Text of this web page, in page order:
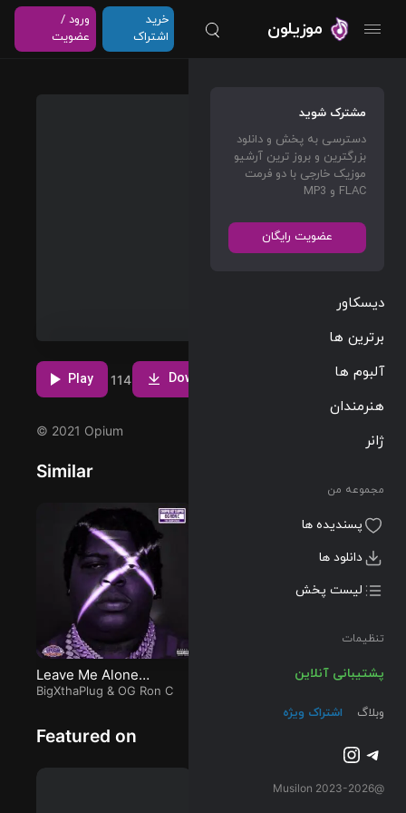
موزیلون
خرید
اشتراک
ورود /
عضویت
مشترک شوید
دسترسی به پخش و دانلود
بزرگترین و بروز ترین آرشیو
موزیک خارجی با دو فرمت
FLAC و MP3
عضویت رایگان
دیسکاور
برترین ها
آلبوم ها
هنرمندان
ژانر
مجموعه من
پسندیده ها
دانلود ها
لیست پخش
تنظیمات
پشتیبانی آنلاین
وبلاگ اشتراک ویژه
تلگراماینستاگرم
@2023-2026 Musilon
Hella
Ken
Carson
02:41
126 BPM
پخش و دانلود
هفتمین ترک از
شده است را
میتوانید با دو
کنید.
مشاهده بیشتر
Play 114 Download
© 2021 Opium
Similar
Leave Me Alone
(ChopNotSlop Remix)
BigXthaPlug & OG Ron C
no rush (feat. Gunna)
Featured on